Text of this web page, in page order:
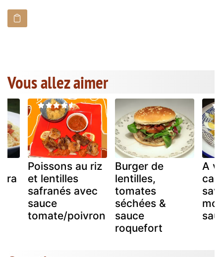
Vous allez aimer
Poissons au riz
et lentilles
safranés avec
sauce
tomate/poivron
Burger de
lentilles,
tomates
séchées &
sauce
roquefort
A